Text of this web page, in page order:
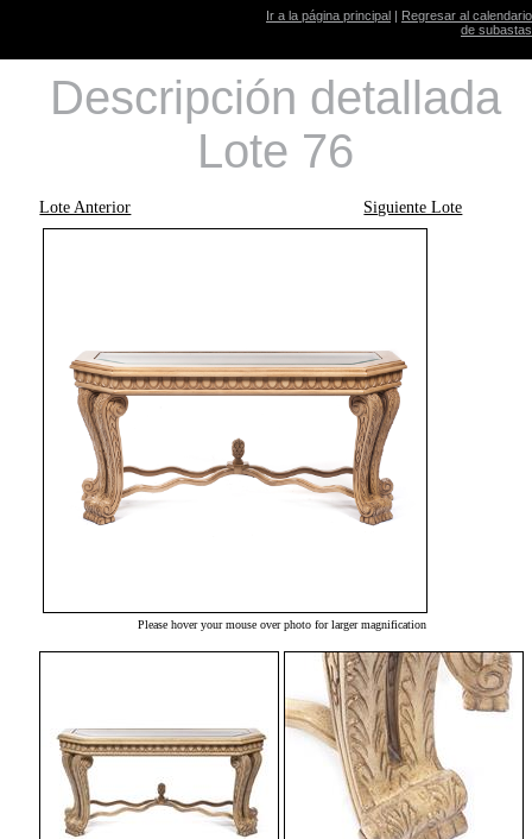
Ir a la página principal | Regresar al calendario
de subastas
Descripción detallada
Lote 76
Lote Anterior Siguiente Lote
Please hover your mouse over photo for larger magnification